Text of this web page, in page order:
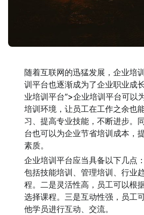
随着互联网的迅猛发展，企业培
训平台也逐渐成为了企业职业成
业培训平台”>企业培训平台可以
培训环境，让员工在工作之余也
习、提高专业技能，不断进步。
台也可以为企业节省培训成本，
素质。
企业培训平台应当具备以下几点
包括技能培训、管理培训、行业
程。二是灵活性高，员工可以根
选择课程。三是互动性强，员工
他学员进行互动、交流。